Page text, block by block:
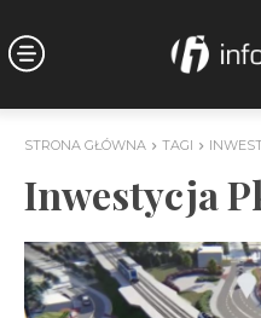
STRONA GŁÓWNA TAGI
Inwestycja